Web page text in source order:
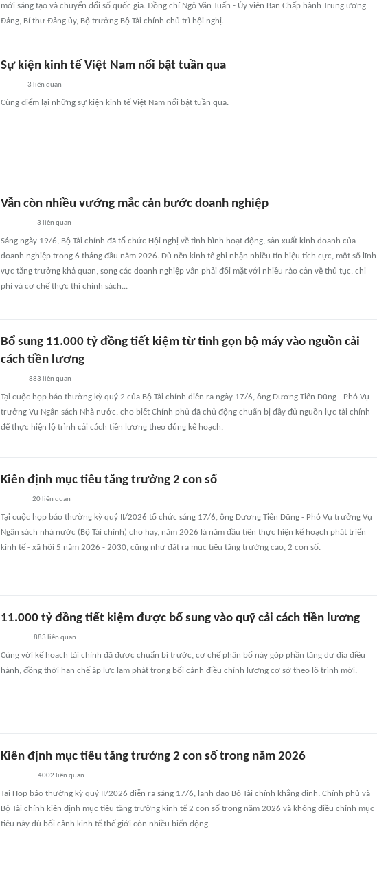
mới sáng tạo và chuyển đổi số quốc gia. Đồng chí Ngô Văn Tuấn - Ủy viên Ban Chấp hành Trung ương
Đảng, Bí thư Đảng ủy, Bộ trưởng Bộ Tài chính chủ trì hội nghị.
Sự kiện kinh tế Việt Nam nổi bật tuần qua
3 liên quan
Cùng điểm lại những sự kiện kinh tế Việt Nam nổi bật tuần qua.
Vẫn còn nhiều vướng mắc cản bước doanh nghiệp
3 liên quan
Sáng ngày 19/6, Bộ Tài chính đã tổ chức Hội nghị về tình hình hoạt động, sản xuất kinh doanh của
doanh nghiệp trong 6 tháng đầu năm 2026. Dù nền kinh tế ghi nhận nhiều tín hiệu tích cực, một số lĩnh
vực tăng trưởng khả quan, song các doanh nghiệp vẫn phải đối mặt với nhiều rào cản về thủ tục, chi
phí và cơ chế thực thi chính sách...
Bổ sung 11.000 tỷ đồng tiết kiệm từ tinh gọn bộ máy vào nguồn cải
cách tiền lương
883 liên quan
Tại cuộc họp báo thường kỳ quý 2 của Bộ Tài chính diễn ra ngày 17/6, ông Dương Tiến Dũng - Phó Vụ
trưởng Vụ Ngân sách Nhà nước, cho biết Chính phủ đã chủ động chuẩn bị đầy đủ nguồn lực tài chính
để thực hiện lộ trình cải cách tiền lương theo đúng kế hoạch.
Kiên định mục tiêu tăng trưởng 2 con số
20liên quan
Tại cuộc họp báo thường kỳ quý II/2026 tổ chức sáng 17/6, ông Dương Tiến Dũng - Phó Vụ trưởng Vụ
Ngân sách nhà nước (Bộ Tài chính) cho hay, năm 2026 là năm đầu tiên thực hiện kế hoạch phát triển
kinh tế - xã hội 5 năm 2026 - 2030, cũng như đặt ra mục tiêu tăng trưởng cao, 2 con số.
11.000 tỷ đồng tiết kiệm được bổ sung vào quỹ cải cách tiền lương
883 liên quan
Cùng với kế hoạch tài chính đã được chuẩn bị trước, cơ chế phân bổ này góp phần tăng dư địa điều
hành, đồng thời hạn chế áp lực lạm phát trong bối cảnh điều chỉnh lương cơ sở theo lộ trình mới.
Kiên định mục tiêu tăng trưởng 2 con số trong năm 2026
4002 liên quan
Tại Họp báo thường kỳ quý II/2026 diễn ra sáng 17/6, lãnh đạo Bộ Tài chính khẳng định: Chính phủ và
Bộ Tài chính kiên định mục tiêu tăng trưởng kinh tế 2 con số trong năm 2026 và không điều chỉnh mục
tiêu này dù bối cảnh kinh tế thế giới còn nhiều biến động.